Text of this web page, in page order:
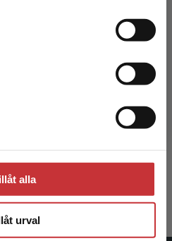
alla
urval
barn och unga